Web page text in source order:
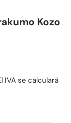
Kozo
IVA se calculará